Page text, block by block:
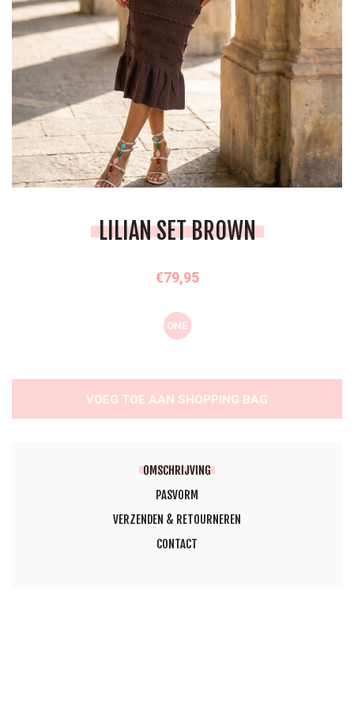
LILIAN SET BROWN
€79,95
OMSCHRIJVING
PASVORM
VERZENDEN & RETOURNEREN
CONTACT
ONE
VOEG TOE AAN SHOPPING BAG